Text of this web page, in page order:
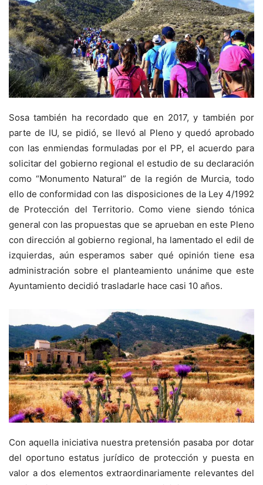
Sosa también ha recordado que en 2017, y también por
parte de IU, se pidió, se llevó al Pleno y quedó aprobado
con las enmiendas formuladas por el PP, el acuerdo para
solicitar del gobierno regional el estudio de su declaración
como “Monumento Natural” de la región de Murcia, todo
ello de conformidad con las disposiciones de la Ley 4/1992
de Protección del Territorio. Como viene siendo tónica
general con las propuestas que se aprueban en este Pleno
con dirección al gobierno regional, ha lamentado el edil de
izquierdas, aún esperamos saber qué opinión tiene esa
administración sobre el planteamiento unánime que este
Ayuntamiento decidió trasladarle hace casi 10 años.
Con aquella iniciativa nuestra pretensión pasaba por dotar
del oportuno estatus jurídico de protección y puesta en
valor a dos elementos extraordinariamente relevantes del